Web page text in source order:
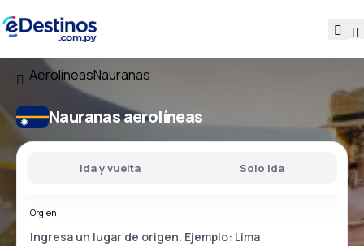
AerolíneasNauranas
Nauranas aerolíneas
Ida y vuelta Solo ida
Orgien